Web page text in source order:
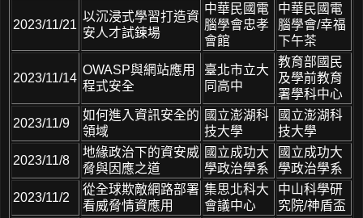
2023/11/21
以沉浸式學習打造資
安人才試鍊場
中華民國電
腦學會忠孝
會館
中華民國電
腦學會/幸福
下午茶
2023/11/14
OWASP與網站應用
程式安全
臺北市立大
同高中
教育部國民
及學前教育
署學科中心
2023/11/9
如何進入資訊安全的
領域
國立澎湖科
技大學
國立澎湖科
技大學
2023/11/8
地緣政治下的資安威
脅與因應之道
國立成功大
學政治學系
國立成功大
學政治學系
2023/11/2
從全球欺敵網路部署
看威脅情資應用
集思北科大
會議中心
中山科學研
究院/神盾盃